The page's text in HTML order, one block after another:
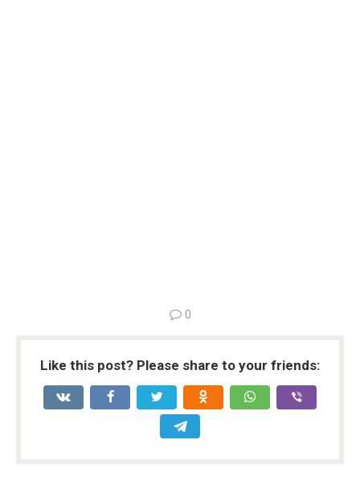
0
Like this post? Please share to your friends: